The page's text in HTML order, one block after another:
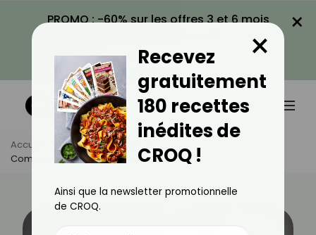
PROMO : -60% sur les offres 3 et 6 mois
VOIR LA PROMO
×
Accueil Actus
Minceur
Comment Stockons-Nous Les Graisses ?
Recevez
gratuitement
180 recettes
inédites de
CROQ !
×
Ainsi que la newsletter promotionnelle
de CROQ.